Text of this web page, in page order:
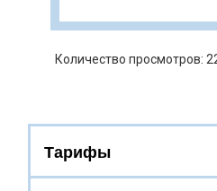
Количество просмотров:
Тарифы